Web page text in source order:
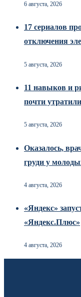
6 августа, 2026
17 сериалов
отключения
5 августа, 2026
11 навыков и
почти
5 августа, 2026
Оказалось,
груди у
4 августа, 2026
«Яндекс»
«Яндекс.Плюс»
4 августа, 2026